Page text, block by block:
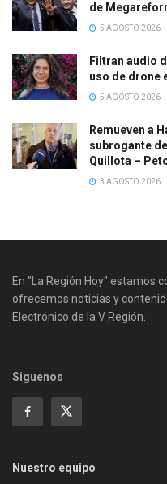
de
5 AGOSTO 2026
Filtran audio
uso de drone
5 AGOSTO 2026
Remueven a
subrogante
Quillota –
3 AGOSTO 2026
En "La Región Hoy" estamos
ofrecemos noticias y
Electrónico de la V Región.
Siguenos
Nuestro equipo